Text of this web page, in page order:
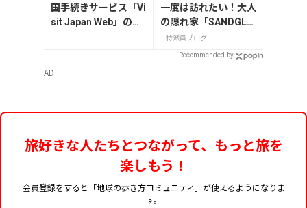
国手続きサービス「Vi
sit Japan Web」の登
一度は訪れたい！大人
の隠れ家「SANDGLA
SS 熾火」で味わうア
フタヌーンティー
特派員ブログ
Recommended by
AD
旅好きな人たちとつながって、もっと旅を
楽しもう！
会員登録をすると「地球の歩き方コミュニティ」が使えるようになりま
す。